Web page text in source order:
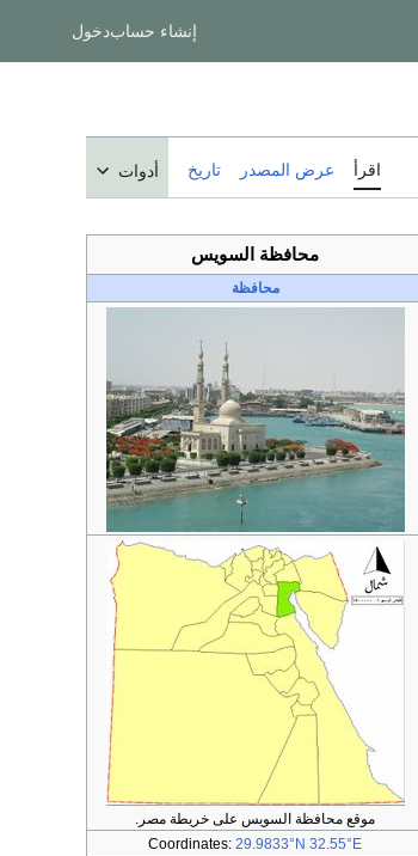
إنشاء حسابدخول
اقرأ عرض المصدر تاريخ أدوات
محافظة السويس
محافظة
موقع محافظة السويس على خريطة مصر.
Coordinates: 29.9833°N 32.55°E